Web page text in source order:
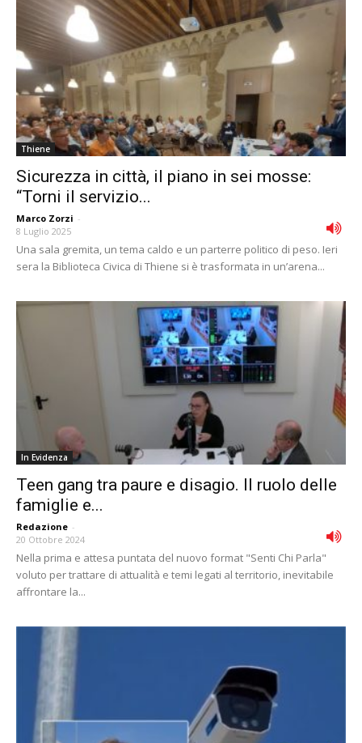
Thiene
Sicurezza in città, il piano in sei mosse:
“Torni il servizio...
Marco Zorzi -
8 Luglio 2025
Una sala gremita, un tema caldo e un parterre politico di peso. Ieri
sera la Biblioteca Civica di Thiene si è trasformata in un’arena...
In Evidenza
Teen gang tra paure e disagio. Il ruolo delle
famiglie e...
Redazione -
20 Ottobre 2024
Nella prima e attesa puntata del nuovo format "Senti Chi Parla"
voluto per trattare di attualità e temi legati al territorio, inevitabile
affrontare la...